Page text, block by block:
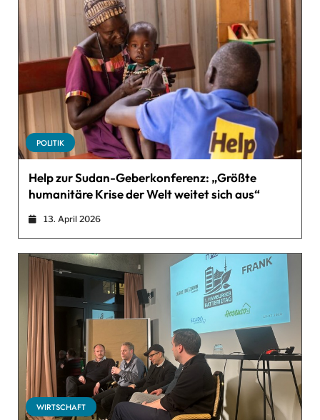
POLITIK
Help zur Sudan-Geberkonferenz: „Größte
humanitäre Krise der Welt weitet sich aus“
13. April 2026
WIRTSCHAFT